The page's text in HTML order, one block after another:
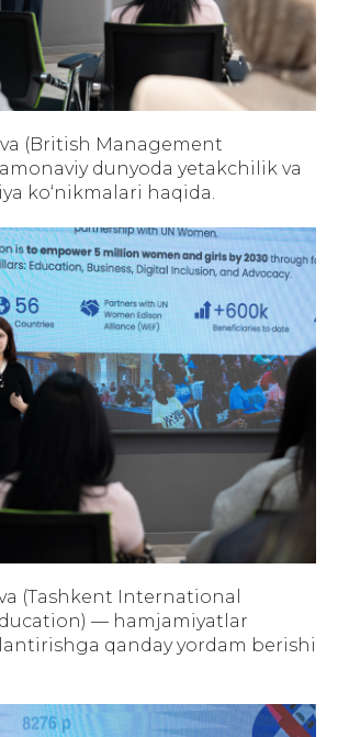
(British Management
dunyoda yetakchilik va
ko‘nikmalari haqida.
(Tashkent International
— hamjamiyatlar
qanday yordam berishi